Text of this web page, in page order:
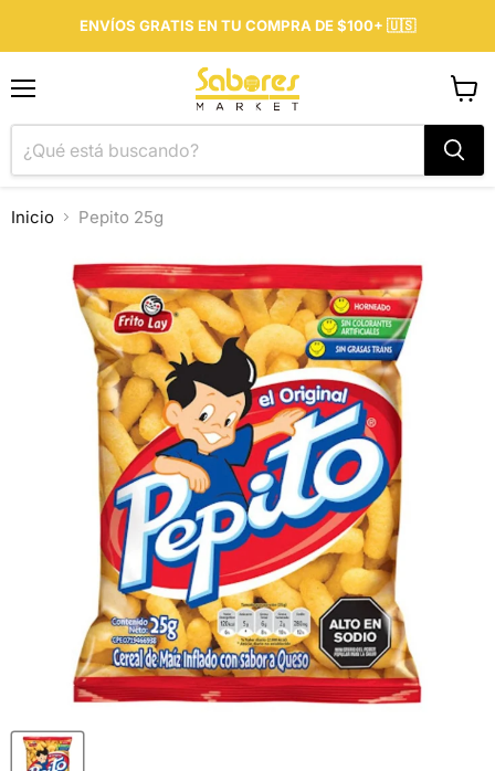
ENVÍOS GRATIS EN TU COMPRA DE $100+ 🇺🇸
carrito
Inicio Pepito 25g